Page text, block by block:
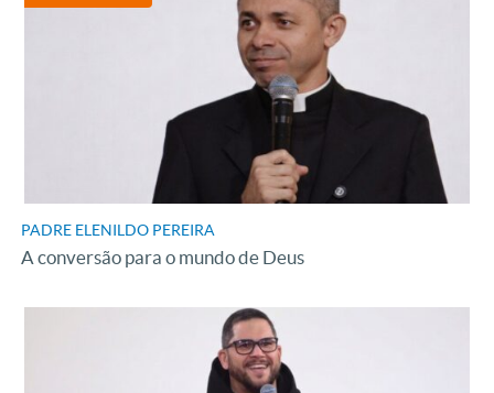
PADRE ELENILDO PEREIRA
A conversão para o mundo de Deus